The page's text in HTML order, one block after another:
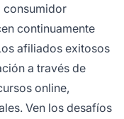
consumidor
continuamente
afiliados exitosos
a través de
online,
Ven los desafíos